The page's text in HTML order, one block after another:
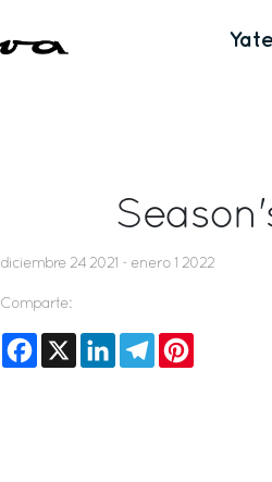
diciembre 24 2021 - enero 1 2022
Comparte:
Facebook
X LinkedInTelegram